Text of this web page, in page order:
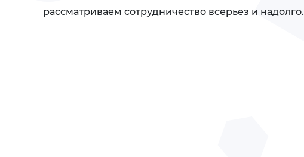
рассматриваем сотрудничество всерьез и надолго.